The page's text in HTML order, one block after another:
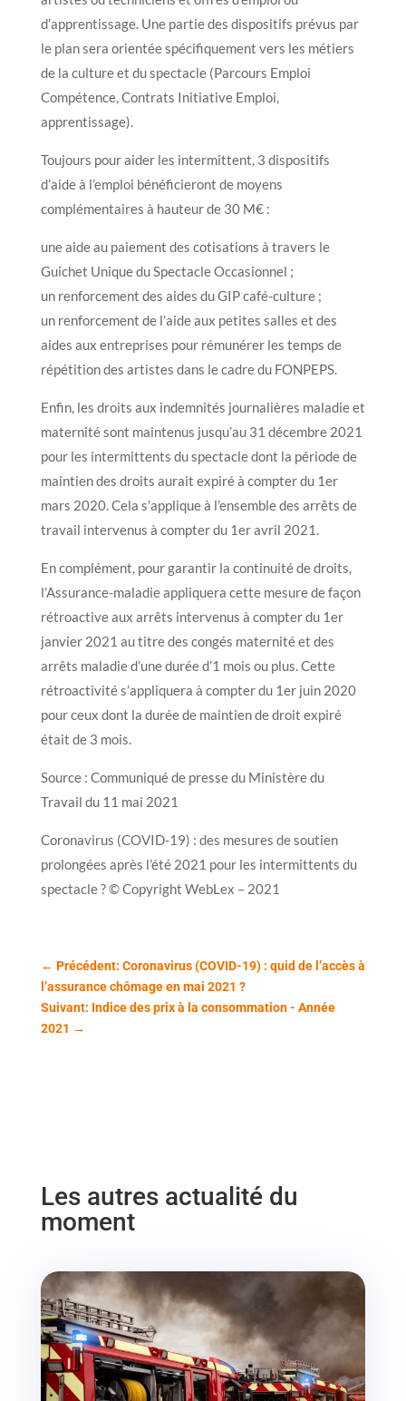
d’apprentissage. Une partie des dispositifs prévus par
le plan sera orientée spécifiquement vers les métiers
de la culture et du spectacle (Parcours Emploi
Compétence, Contrats Initiative Emploi,
apprentissage).
Toujours pour aider les intermittent, 3 dispositifs
d’aide à l’emploi bénéficieront de moyens
complémentaires à hauteur de 30 M€ :
une aide au paiement des cotisations à travers le
Guichet Unique du Spectacle Occasionnel ;
un renforcement des aides du GIP café-culture ;
un renforcement de l’aide aux petites salles et des
aides aux entreprises pour rémunérer les temps de
répétition des artistes dans le cadre du FONPEPS.
Enfin, les droits aux indemnités journalières maladie et
maternité sont maintenus jusqu’au 31 décembre 2021
pour les intermittents du spectacle dont la période de
maintien des droits aurait expiré à compter du 1er
mars 2020. Cela s’applique à l’ensemble des arrêts de
travail intervenus à compter du 1er avril 2021.
En complément, pour garantir la continuité de droits,
l’Assurance-maladie appliquera cette mesure de façon
rétroactive aux arrêts intervenus à compter du 1er
janvier 2021 au titre des congés maternité et des
arrêts maladie d’une durée d’1 mois ou plus. Cette
rétroactivité s’appliquera à compter du 1er juin 2020
pour ceux dont la durée de maintien de droit expiré
était de 3 mois.
Source : Communiqué de presse du Ministère du
Travail du 11 mai 2021
Coronavirus (COVID-19) : des mesures de soutien
prolongées après l’été 2021 pour les intermittents du
spectacle ? © Copyright WebLex – 2021
← Précédent: Coronavirus (COVID-19) : quid de l’accès à
l’assurance chômage en mai 2021 ?
Suivant: Indice des prix à la consommation - Année
2021 →
Les autres actualité du
moment